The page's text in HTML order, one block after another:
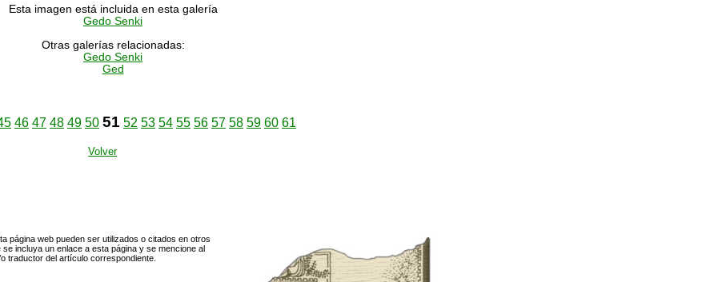
Esta imagen está incluida en esta galería
Gedo Senki
Otras galerías relacionadas:
Gedo Senki
Ged
46 47 48 49 50 51 52 53 54 55 56 57 58 59 60 61
Volver
página web pueden ser utilizados o citados en otros
se incluya un enlace a esta página y se mencione al
traductor del artículo correspondiente.